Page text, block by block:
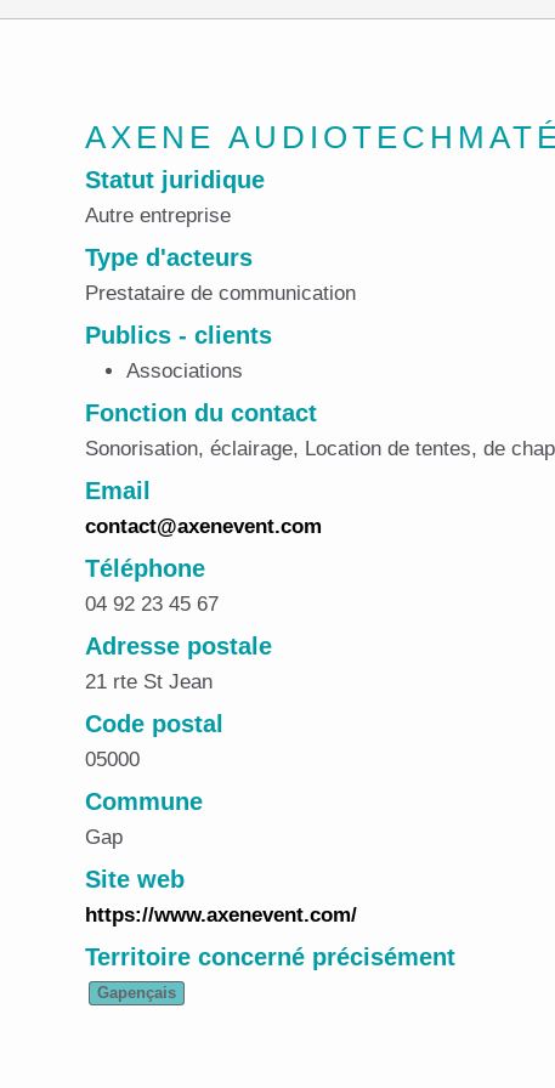
AXENE
Statut juridique
Autre entreprise
Type d'acteurs
Prestataire de communication
Publics - clients
Associations
Fonction du contact
Sonorisation, éclairage, Location de tentes, de
Email
contact@axenevent.com
Téléphone
04 92 23 45 67
Adresse postale
21 rte St Jean
Code postal
05000
Commune
Gap
Site web
https://www.axenevent.com/
Territoire concerné précisément
Gapençais